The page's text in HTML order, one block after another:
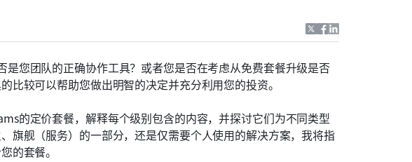
您团队的正确协作工具？或者您是否在考虑从免费套餐升级是否
比较可以帮助您做出明智的决定并充分利用您的投资。
的定价套餐，解释每个级别包含的内容，并探讨它们为不同类型
旗舰（服务）的一部分，还是仅需要个人使用的解决方案，我将指
的套餐。